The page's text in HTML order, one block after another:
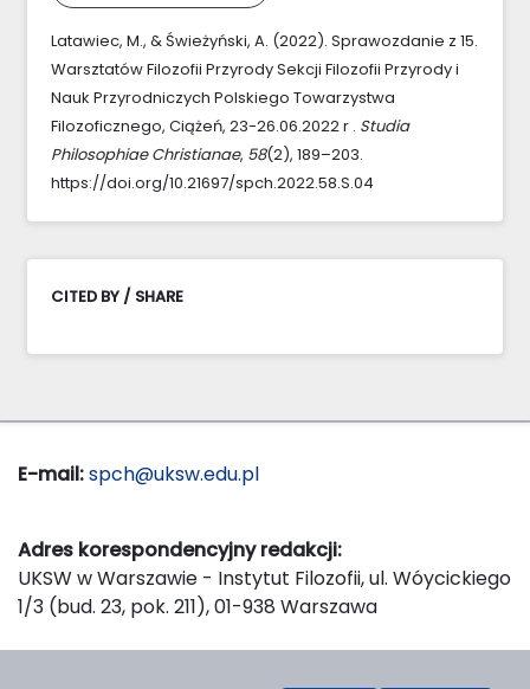
Latawiec, M., & Świeżyński, A. (2022). Sprawozdanie z 15.
Warsztatów Filozofii Przyrody Sekcji Filozofii Przyrody i
Nauk Przyrodniczych Polskiego Towarzystwa
Filozoficznego, Ciążeń, 23-26.06.2022 r . Studia
Philosophiae Christianae, 58(2), 189–203.
https://doi.org/10.21697/spch.2022.58.S.04
CITED BY / SHARE
E-mail:spch@uksw.edu.pl
Adres korespondencyjny redakcji:
UKSW w Warszawie - Instytut Filozofii, ul. Wóycickiego
1/3 (bud. 23, pok. 211), 01-938 Warszawa